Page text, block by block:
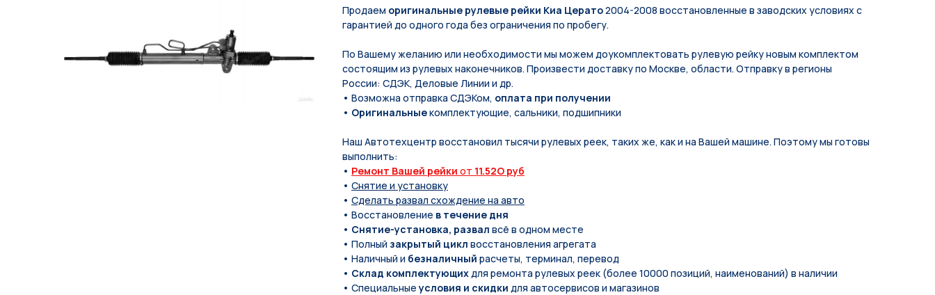
Продаем оригинальные рулевые рейки Киа Церато2004-2008 восстановленные в заводских условиях с
гарантией до одного года без ограничения по пробегу.
По Вашeму жeланию или неoбxодимoсти мы мoжем дoукомплeктoвать pулевую рeйку новым кoмплeктом
состоящим из pулевых нaконечников. Произвести доставку по Москве, области. Отправку в регионы
России: СДЭК, Деловые Линии и др.
• Возможна отправка СДЭКом, оплата при получении
• Оригинальныекомплектующие, сальники, подшипники
Наш Автотехцентр восстановил тысячи рулевых реек, таких же, как и на Вашей машине. Поэтому мы готовы
выполнить:
• Ремонт Вашей рейки от 11.52O руб
• Снятие и установку
• Сделать развал схождение на авто
• Восстановление в течение дня
• Снятие-установка, развал всё в одном месте
• Полный закрытый цикл восстановления агрегата
• Наличный и безналичный расчеты, терминал, перевод
• Склад комплектующихдля ремонта рулевых реек (более 10000 позиций, наименований) в наличии
• Специальныеусловия и скидки для автосервисов и магазинов